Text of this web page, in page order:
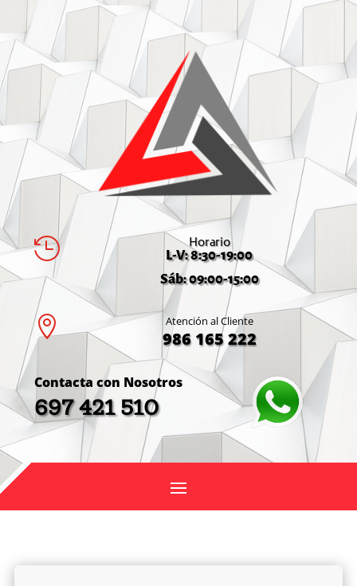
 Horario
L-V: 8:30-19:00
Sáb: 09:00-15:00
 Atención al Cliente
986 165 222
Contacta con Nosotros
697 421 510